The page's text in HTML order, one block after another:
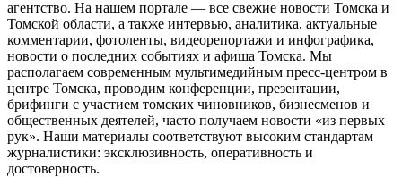
агентство. На нашем портале — все свежие новости Томска и
Томской области, а также интервью, аналитика, актуальные
комментарии, фотоленты, видеорепортажи и инфографика,
новости о последних событиях и афиша Томска. Мы
располагаем современным мультимедийным пресс-центром в
центре Томска, проводим конференции, презентации,
брифинги с участием томских чиновников, бизнесменов и
общественных деятелей, часто получаем новости «из первых
рук». Наши материалы соответствуют высоким стандартам
журналистики: эксклюзивность, оперативность и
достоверность.